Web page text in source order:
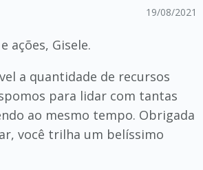
19/08/2021
ações, Gisele.
a quantidade de recursos
para lidar com tantas
ao mesmo tempo. Obrigada
você trilha um belíssimo